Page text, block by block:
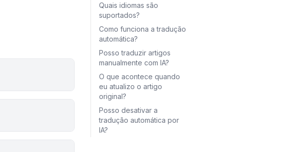
Quais idiomas são
suportados?
Como funciona a tradução
automática?
Posso traduzir artigos
manualmente com IA?
O que acontece quando
eu atualizo o artigo
original?
Posso desativar a
tradução automática por
IA?